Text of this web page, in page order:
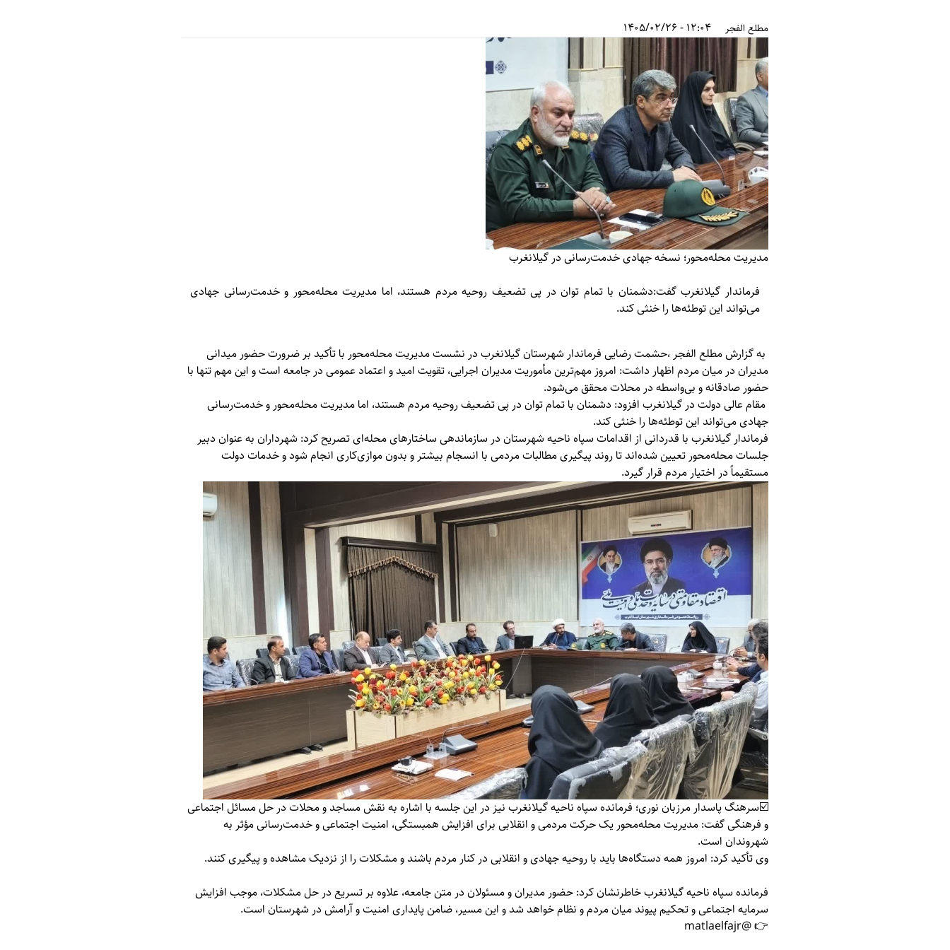
مطلع الفجر 12:04 - 1405/02/26
مدیریت محله‌محور؛ نسخه جهادی خدمت‌رسانی در گیلانغرب
فرماندار گیلانغرب گفت:دشمنان با تمام توان در پی تضعیف روحیه مردم هستند، اما مدیریت محله‌محور و خدمت‌رسانی جهادی
می‌تواند این توطئه‌ها را خنثی کند.
به گزارشمطلع الفجر ،حشمت رضایی فرماندار شهرستان گیلانغرب در نشست مدیریت محله‌محور با تأکید بر ضرورت حضور میدانی
مدیران در میان مردم اظهار داشت: امروز مهم‌ترین مأموریت مدیران اجرایی، تقویت امید و اعتماد عمومی در جامعه است و این مهم تنها با
حضور صادقانه و بی‌واسطه در محلات محقق می‌شود.
مقام عالی دولت در گیلانغرب افزود: دشمنان با تمام توان در پی تضعیف روحیه مردم هستند، اما مدیریت محله‌محور و خدمت‌رسانی
جهادی می‌تواند این توطئه‌ها را خنثی کند.
فرماندار گیلانغرب با قدردانی از اقدامات سپاه ناحیه شهرستان در سازماندهی ساختارهای محله‌ای تصریح کرد: شهرداران به عنوان دبیر
جلسات محله‌محور تعیین شده‌اند تا روند پیگیری مطالبات مردمی با انسجام بیشتر و بدون موازی‌کاری انجام شود و خدمات دولت
مستقیماً در اختیار مردم قرار گیرد.
☑️سرهنگ پاسدار مرزبان نوری؛ فرمانده سپاه ناحیه گیلانغرب نیز در این جلسه با اشاره به نقش مساجد و محلات در حل مسائل اجتماعی
و فرهنگی گفت: مدیریت محله‌محور یک حرکت مردمی و انقلابی برای افزایش همبستگی، امنیت اجتماعی و خدمت‌رسانی مؤثر به
شهروندان است.
وی تأکید کرد: امروز همه دستگاه‌ها باید با روحیه جهادی و انقلابی در کنار مردم باشند و مشکلات را از نزدیک مشاهده و پیگیری کنند.
فرمانده سپاه ناحیه گیلانغرب خاطرنشان کرد: حضور مدیران و مسئولان در متن جامعه، علاوه بر تسریع در حل مشکلات، موجب افزایش
سرمایه اجتماعی و تحکیم پیوند میان مردم و نظام خواهد شد و این مسیر، ضامن پایداری امنیت و آرامش در شهرستان است.
👉 @matlaelfajr